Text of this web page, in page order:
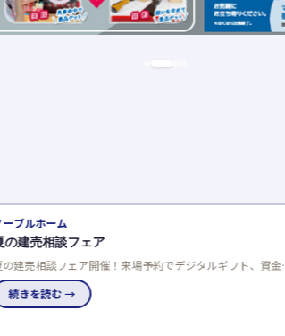
ホーム
相談フェア
談フェア開催！来場予約でデジタルギフト、資金相
にプレゼント。成約特典は最大50万円分の選べる商
電や引越し費用、家具などがもらえます。
を読む →